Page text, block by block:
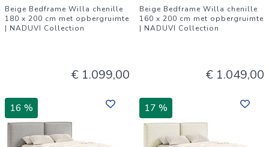
Beige Bedframe Willa chenille
180 x 200 cm met opbergruimte
| NADUVI Collection
€ 1.099,00
Beige Bedframe Willa chenille
160 x 200 cm met opbergruimte
| NADUVI Collection
€ 1.049,00
16 % 17 %